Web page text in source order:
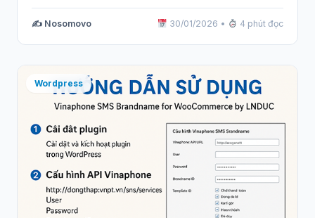
✍️ Nosomovo 30/01/2026 • 4 phút đọc
Wordpress